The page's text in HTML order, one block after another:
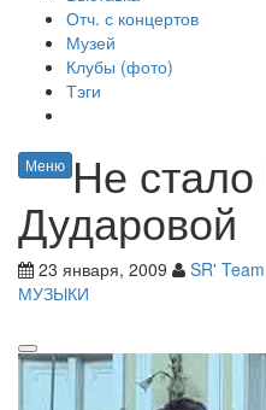
Отч. с концертов
Музей
Клубы (фото)
Тэги
Меню Не
Дударовой
23 января, 2009 SR' Team
МУЗЫКИ